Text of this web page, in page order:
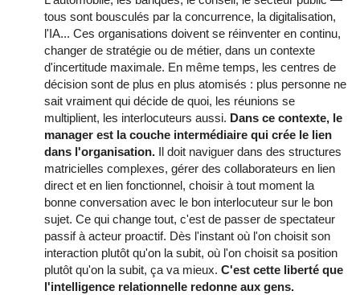
tous sont bousculés par la concurrence, la digitalisation,
l'IA... Ces organisations doivent se réinventer en continu,
changer de stratégie ou de métier, dans un contexte
d'incertitude maximale. En même temps, les centres de
décision sont de plus en plus atomisés : plus personne ne
sait vraiment qui décide de quoi, les réunions se
multiplient, les interlocuteurs aussi. Dans ce contexte, le
manager est la couche intermédiaire qui crée le lien
dans l'organisation. Il doit naviguer dans des structures
matricielles complexes, gérer des collaborateurs en lien
direct et en lien fonctionnel, choisir à tout moment la
bonne conversation avec le bon interlocuteur sur le bon
sujet. Ce qui change tout, c'est de passer de spectateur
passif à acteur proactif. Dès l'instant où l'on choisit son
interaction plutôt qu'on la subit, où l'on choisit sa position
plutôt qu'on la subit, ça va mieux. C'est cette liberté que
l'intelligence relationnelle redonne aux gens.